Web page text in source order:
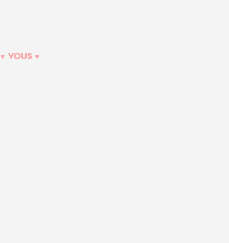
♥︎ VOUS ♥︎